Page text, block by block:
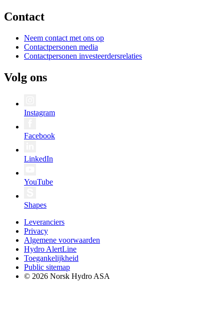
Contact
Neem contact met ons op
Contactpersonen media
Contactpersonen investeerdersrelaties
Volg ons
Instagram
Facebook
LinkedIn
YouTube
Shapes
Leveranciers
Privacy
Algemene voorwaarden
Hydro AlertLine
Toegankelijkheid
Public sitemap
© 2026 Norsk Hydro ASA